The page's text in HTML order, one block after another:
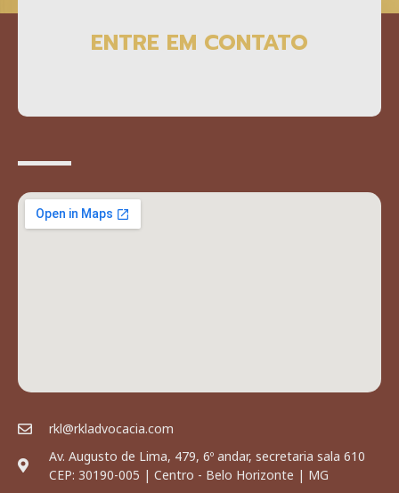
ENTRE EM CONTATO
rkl@rkladvocacia.com
Av. Augusto de Lima, 479, 6º andar, secretaria sala 610
CEP: 30190-005 | Centro - Belo Horizonte | MG